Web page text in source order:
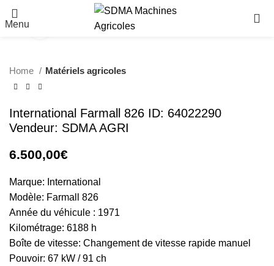
Menu Click to enlarge
Home Matériels agricoles
International Farmall 826 ID: 64022290
Vendeur: SDMA AGRI
6.500,00€
Marque: International
Modèle: Farmall 826
Année du véhicule : 1971
Kilométrage: 6188 h
Boîte de vitesse: Changement de vitesse rapide manuel
Pouvoir: 67 kW / 91 ch